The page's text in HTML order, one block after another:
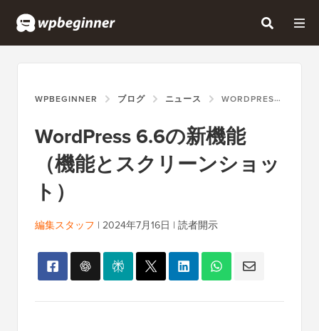
WPBEGINNER ブログ ニュース WORDPRESS 6.6の新機能（機能とスクリーンショット）
WordPress 6.6の新機能
（機能とスクリーンショッ
ト）
編集スタッフ | 2024年7月16日 | 読者開示